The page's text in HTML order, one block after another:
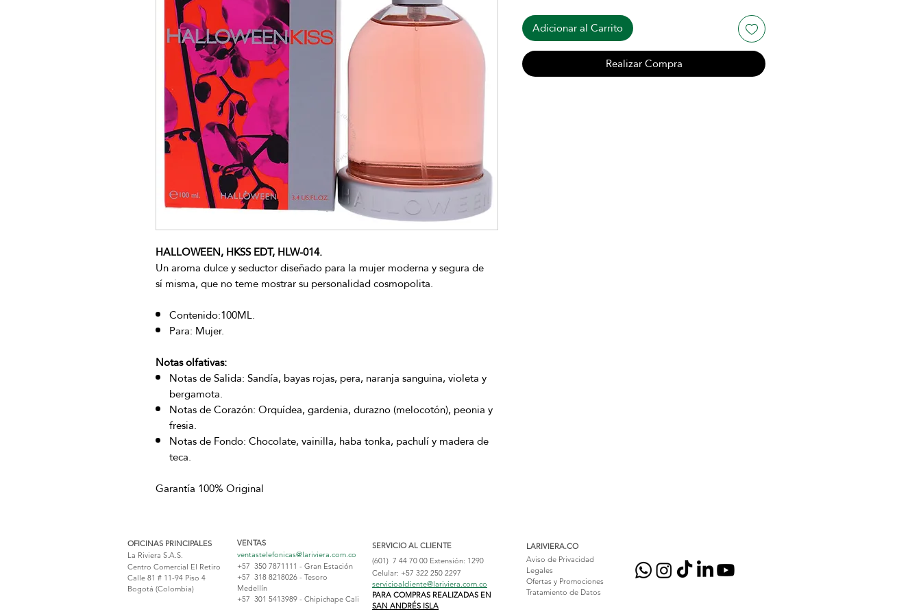
HALLOWEEN, HKSS EDT, HLW-014.
Un aroma dulce y seductor diseñado para la mujer moderna y segura de
sí misma, que no teme mostrar su personalidad cosmopolita.
Contenido:100ML.
Para: Mujer.
Notas olfativas:
Notas de Salida: Sandía, bayas rojas, pera, naranja sanguina, violeta y
bergamota.
Notas de Corazón: Orquídea, gardenia, durazno (melocotón), peonia y
fresia.
Notas de Fondo: Chocolate, vainilla, haba tonka, pachulí y madera de
teca.
Garantía 100% Original
Adicionar al Carrito
Realizar Compra
OFICINAS PRINCIPALES
La Riviera S.A.S.
Centro Comercial El Retiro
Calle 81 # 11-94 Piso 4
Bogotá (Colombia)
VENTAS
ventastelefonicas@lariviera.com.co
+57 350 7871111 - Gran Estación
+57 318 8218026 - Tesoro
Medellín
+57 301 5413989 - Chipichape Cali
SERVICIO AL CLIENTE
(601) 7 44 70 00 Extensión: 1290
Celular: +57 322 250 2297
servicioalcliente@lariviera.com.co
PARA COMPRAS REALIZADAS EN
SAN ANDRÉS ISLA
LARIVIERA.CO
Aviso de Privacidad
Legales
Ofertas y Promociones
Tratamiento de Datos